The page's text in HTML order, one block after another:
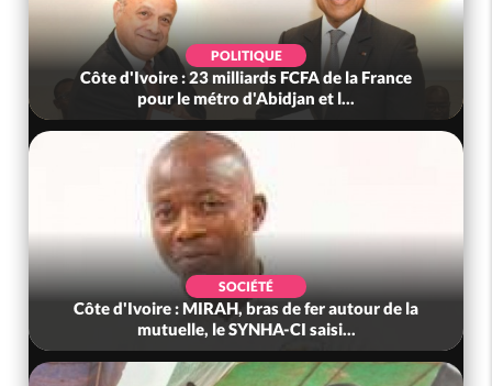
POLITIQUE
Côte d'Ivoire : 23 milliards FCFA de la France
pour le métro d'Abidjan et l...
SOCIÉTÉ
Côte d'Ivoire : MIRAH, bras de fer autour de la
mutuelle, le SYNHA-CI saisi...